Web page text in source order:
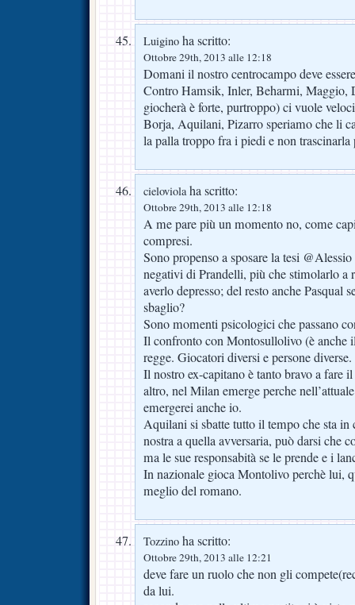
Luigino ha scritto:
Ottobre 29th, 2013 alle 12:18
Domani il nostro centrocampo deve
Contro Hamsik, Inler, Beharmi, Maggio,
giocherà è forte, purtroppo) ci vuole
Borja, Aquilani, Pizarro speriamo che li
la palla troppo fra i piedi e non
cieloviolaha scritto:
Ottobre 29th, 2013 alle 12:18
A me pare più un momento no, come
compresi.
Sono propenso a sposare la tesi
negativi di Prandelli, più che stimolarlo a
averlo depresso; del resto anche Pasqual
sbaglio?
Sono momenti psicologici che passano
Il confronto con Montosullolivo (è anche
regge. Giocatori diversi e persone diverse.
Il nostro ex-capitano è tanto bravo a fare
altro, nel Milan emerge perche
emergerei anche io.
Aquilani si sbatte tutto il tempo che sta
nostra a quella avversaria, può darsi che
ma le sue responsabità se le prende e i
In nazionale gioca Montolivo perchè lui,
meglio del romano.
Tozzino ha scritto:
Ottobre 29th, 2013 alle 12:21
deve fare un ruolo che non gli
da lui.